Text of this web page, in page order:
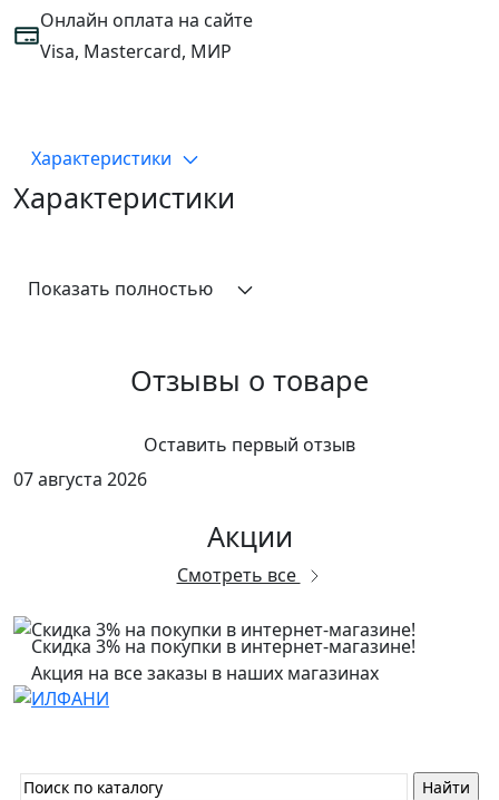
Онлайн оплата на сайте
Visa, Mastercard, МИР
Характеристики
Характеристики
Показать полностью
Отзывы о товаре
Оставить первый отзыв
07 августа 2026
Акции
Смотреть все
Скидка 3% на покупки в интернет-магазине!
Акция на все заказы в наших магазинах